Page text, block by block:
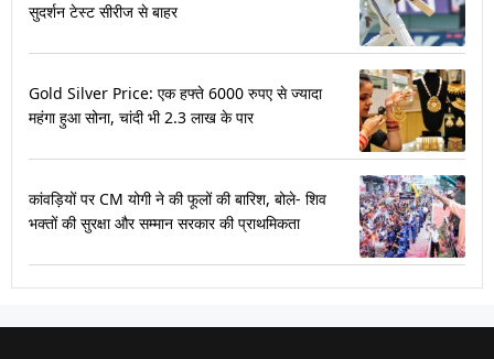
सुदर्शन टेस्ट सीरीज से बाहर
Gold Silver Price: एक हफ्ते 6000 रुपए से ज्यादा
महंगा हुआ सोना, चांदी भी 2.3 लाख के पार
कांवड़ियों पर CM योगी ने की फूलों की बारिश, बोले- शिव
भक्तों की सुरक्षा और सम्मान सरकार की प्राथमिकता